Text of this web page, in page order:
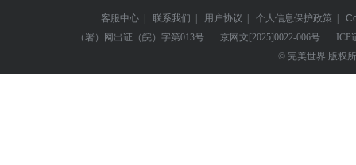
客服中心 联系我们 用户协议 个人信息保护政策
（署）网出证（皖）字第013号
京网文 [2025]0022-006号
ICP
© 完美世界 版权所